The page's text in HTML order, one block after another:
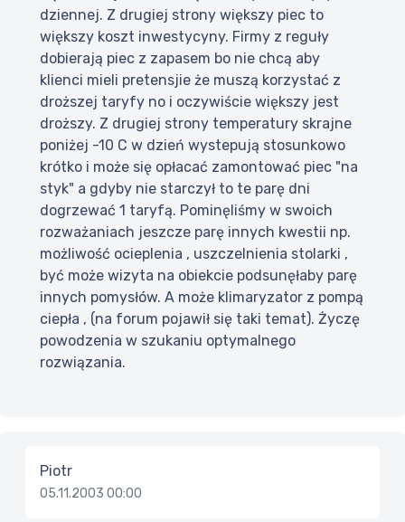
dziennej. Z drugiej strony większy piec to
większy koszt inwestycyny. Firmy z reguły
dobierają piec z zapasem bo nie chcą aby
klienci mieli pretensjie że muszą korzystać z
droższej taryfy no i oczywiście większy jest
droższy. Z drugiej strony temperatury skrajne
poniżej -10 C w dzień wystepują stosunkowo
krótko i może się opłacać zamontować piec "na
styk" a gdyby nie starczył to te parę dni
dogrzewać 1 taryfą. Pominęliśmy w swoich
rozważaniach jeszcze parę innych kwestii np.
możliwość ocieplenia , uszczelnienia stolarki ,
być może wizyta na obiekcie podsunęłaby parę
innych pomysłów. A może klimaryzator z pompą
ciepła , (na forum pojawił się taki temat). Życzę
powodzenia w szukaniu optymalnego
rozwiązania.
Piotr
05.11.2003 00:00